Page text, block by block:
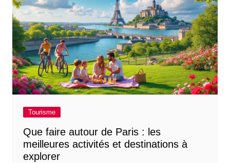
Tourisme
Que faire autour de Paris : les
meilleures activités et destinations à
explorer